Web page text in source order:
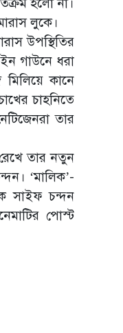
লুকে।
উপস্থিতির
গাউনে ধরা
কানে
চাহনিতে
তার
তার নতুন
‘মালিক’-
সাইফ চন্দন
পোস্ট